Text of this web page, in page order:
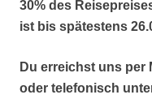
30% des
ist bis spätestens
Du erreichst uns per
oder telefonisch